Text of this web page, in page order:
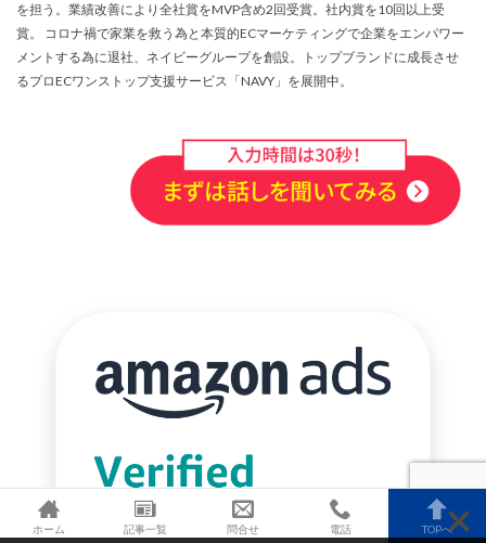
を担う。業績改善により全社賞をMVP含め2回受賞。社内賞を10回以上受
賞。 コロナ禍で家業を救う為と本質的ECマーケティングで企業をエンパワー
メントする為に退社、ネイビーグループを創設。トップブランドに成長させ
るプロECワンストップ支援サービス「NAVY」を展開中。
ホーム 記事一覧 問合せ 電話 TOPへ